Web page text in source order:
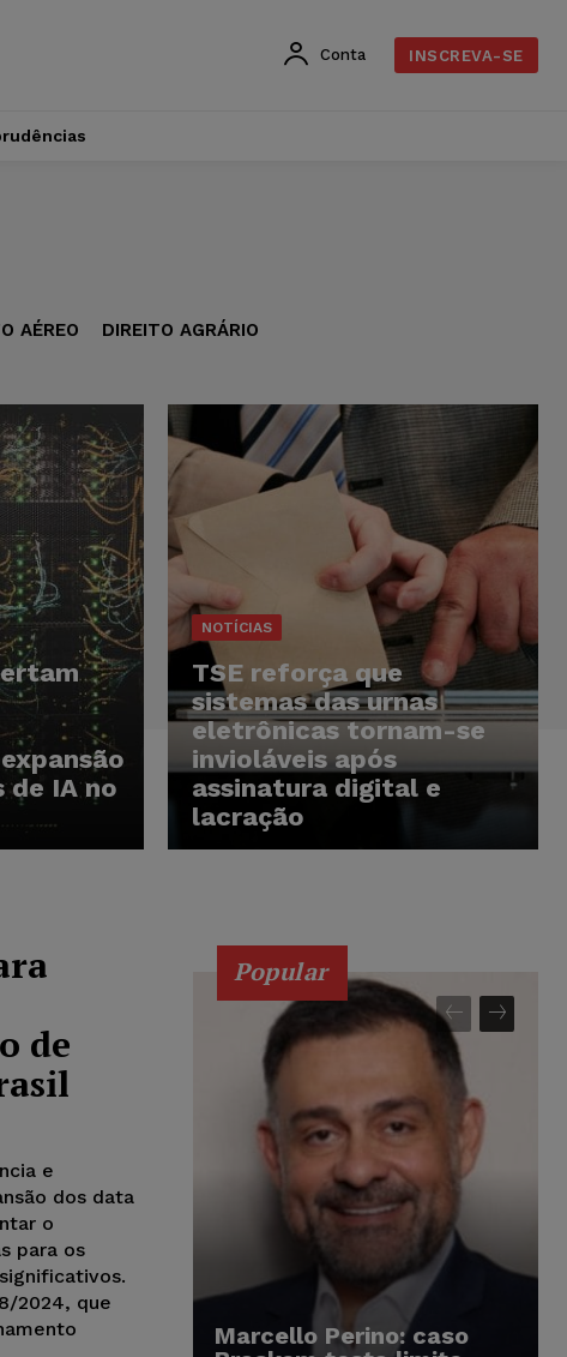
Conta INSCREVA-SE
AÉREO DIREITO AGRÁRIO
de IA no
NOTÍCIAS
TSE reforça que
sistemas das urnas
eletrônicas tornam-se
invioláveis após
assinatura digital e
lacração
de
e
dos data
o
para os
2024, que
Popular
Marcello Perino: caso